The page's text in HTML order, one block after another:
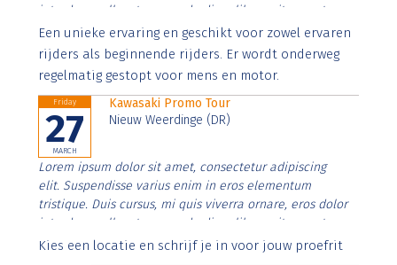
interdum nulla, ut commodo diam libero vitae erat.
Aenean faucibus nibh et justo cursus id rutrum lorem
imperdiet. Nunc ut sem vitae risus tristique posuere.
Een unieke ervaring en geschikt voor zowel ervaren
rijders als beginnende rijders. Er wordt onderweg
regelmatig gestopt voor mens en motor.
Friday
27
MARCH
Kawasaki Promo Tour
Nieuw Weerdinge (DR)
Lorem ipsum dolor sit amet, consectetur adipiscing
elit. Suspendisse varius enim in eros elementum
tristique. Duis cursus, mi quis viverra ornare, eros dolor
interdum nulla, ut commodo diam libero vitae erat.
Aenean faucibus nibh et justo cursus id rutrum lorem
Kies een locatie en schrijf je in voor jouw proefrit